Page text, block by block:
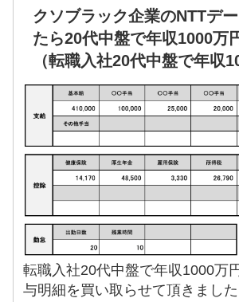
クソブラック企業のNTTデ
たら20代中盤で年収1000万
（転職入社20代中盤で年収
転職入社20代中盤で年収1000万
与明細を買い取らせて頂きまし